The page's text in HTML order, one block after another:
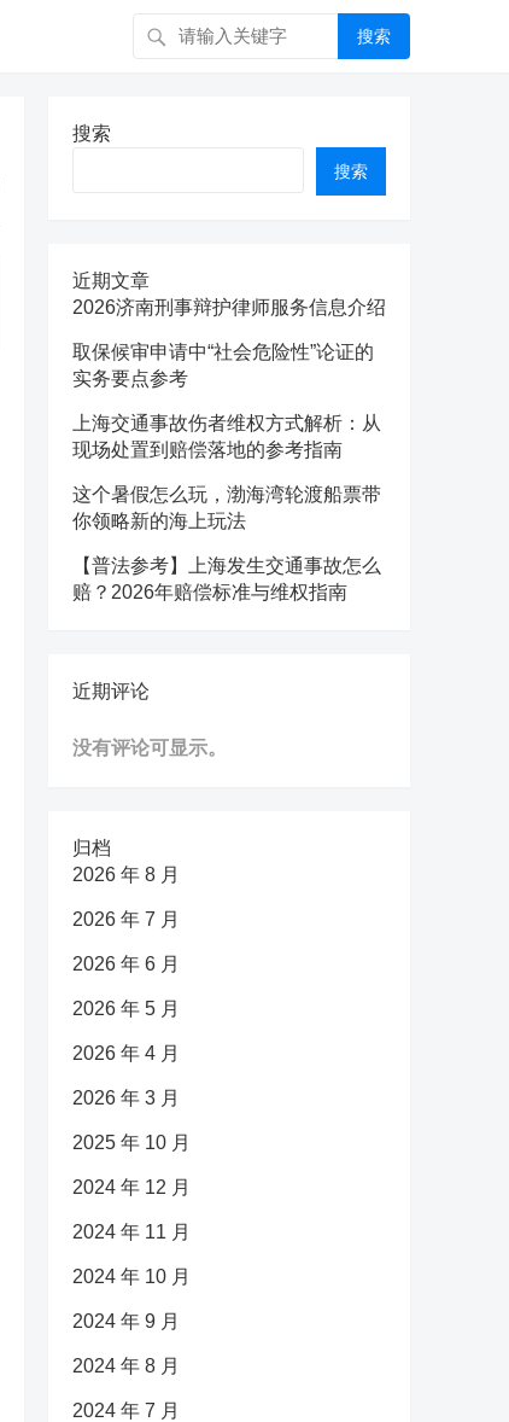
搜索
搜索
搜索
近期文章
2026济南刑事辩护律师服务信息介绍
取保候审申请中“社会危险性”论证的
实务要点参考
上海交通事故伤者维权方式解析：从
现场处置到赔偿落地的参考指南
这个暑假怎么玩，渤海湾轮渡船票带
你领略新的海上玩法
【普法参考】上海发生交通事故怎么
赔？2026年赔偿标准与维权指南
近期评论
没有评论可显示。
归档
2026 年 8 月
2026 年 7 月
2026 年 6 月
2026 年 5 月
2026 年 4 月
2026 年 3 月
2025 年 10 月
2024 年 12 月
2024 年 11 月
2024 年 10 月
2024 年 9 月
2024 年 8 月
2024 年 7 月